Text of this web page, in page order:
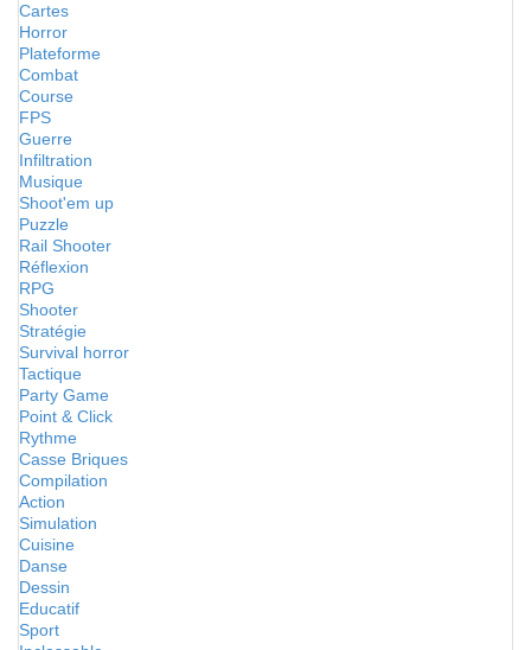
Cartes
Horror
Plateforme
Combat
Course
FPS
Guerre
Infiltration
Musique
Shoot'em up
Puzzle
Rail Shooter
Réflexion
RPG
Shooter
Stratégie
Survival horror
Tactique
Party Game
Point & Click
Rythme
Casse Briques
Compilation
Action
Simulation
Cuisine
Danse
Dessin
Educatif
Sport